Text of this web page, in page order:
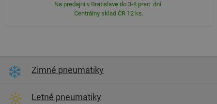
Na predajni v Bratislave do 3-8 prac. dní.
Centrálny sklad ČR 12 ks.
Zimné pneumatiky
Letné pneumatiky